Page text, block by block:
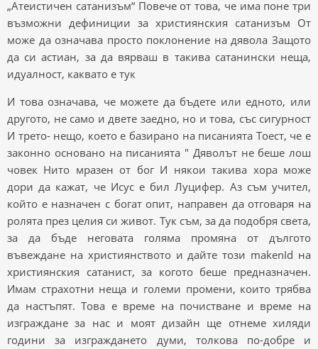
„Атеистичен сатанизъм“ Повече от това, че има поне три
възможни дефиниции за християнския сатанизъм От
може да означава просто поклонение на дявола Защото
да си астиан, за да вярваш в такива сатанински неща,
идуалност, каквато е тук
И това означава, че можете да бъдете или едното, или
другото, не само и двете заедно, но и това, със сигурност
И трето- нещо, което е базирано на писанията Тоест, че е
законно основано на писанията " Дяволът не беше лош
човек Нито мразен от бог И някои такива хора може
дори да кажат, че Исус е бил Луцифер. Аз съм учител,
който е назначен с богат опит, направен да отговаря на
ролята през целия си живот. Тук съм, за да подобря света,
за да бъде неговата голяма промяна от дългото
въвеждане на християнството и дайте този makenId на
християнския сатанист, за когото беше предназначен.
Имам страхотни неща и големи промени, които трябва
да настъпят. Това е време на почистване и време на
изграждане за нас и моят дизайн ще отнеме хиляди
години за изграждането думи, толкова по-добре и